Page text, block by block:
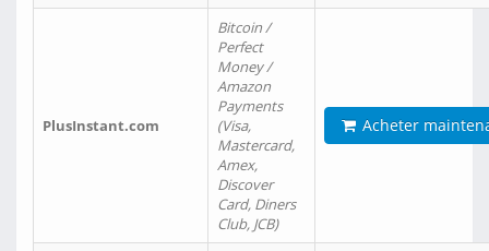
PlusInstant.com
Bitcoin /
Perfect
Money /
Amazon
Payments
(Visa,
Mastercard,
Amex,
Discover
Card, Diners
Club, JCB)
Acheter